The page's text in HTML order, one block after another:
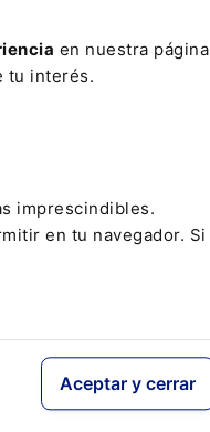
en nuestra página
tu interés.
imprescindibles.
en tu navegador. Si
Aceptar y cerrar